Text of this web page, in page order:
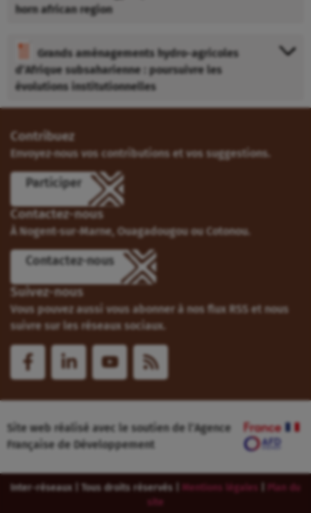
horn african region
Grands aménagements hydro-agricoles
d’Afrique subsaharienne : poursuivre les
évolutions institutionnelles
Contribuez
Envoyez-nous vos contributions et vos suggestions.
Participer
Contactez-nous
À Nogent-sur-Marne, Ouagadougou ou Cotonou.
Contactez-nous
Suivez-nous
Vous pouvez aussi vous abonner à nos flux RSS et nous
suivre sur les réseaux sociaux.
Site web réalisé avec le soutien de l’Agence
Française de Développement
Inter-réseaux | Tous droits réservés | Mentions légales
Plan du
site